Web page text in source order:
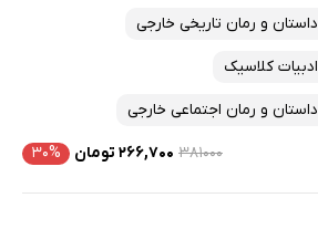
ارزان ترین‌ها
داستان و رمان تاریخی خارجی
ادبیات کلاسیک
داستان و رمان اجتماعی خارجی
۳۸۱۰۰۰ ۲۶۶,۷۰۰ تومان ۳۰%